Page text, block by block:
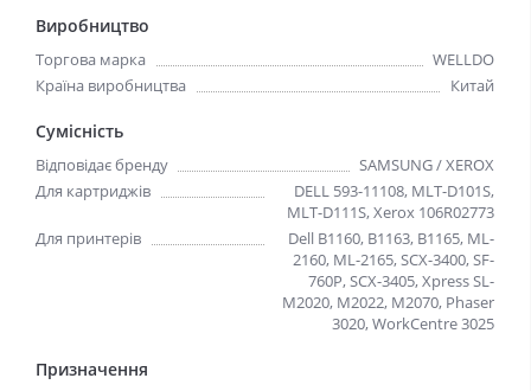
Виробництво
Торгова марка
WELLDO
Країна виробництва
Китай
Сумісність
Відповідає бренду
SAMSUNG / XEROX
Для картриджів
DELL 593-11108, MLT-D101S,
MLT-D111S, Xerox 106R02773
Для принтерів
Dell B1160, B1163, B1165, ML-
2160, ML-2165, SCX-3400, SF-
760P, SCX-3405, Xpress SL-
M2020, M2022, M2070, Phaser
3020, WorkCentre 3025
Призначення